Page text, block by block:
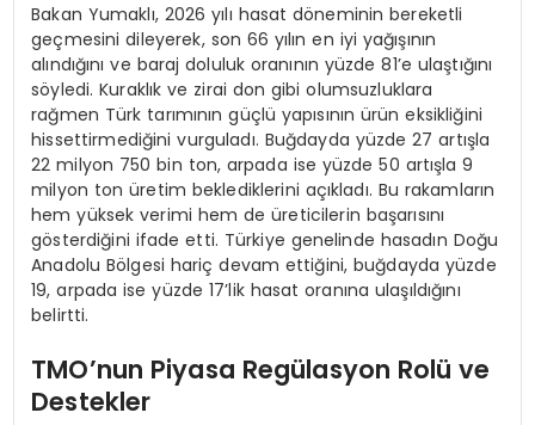
Bakan Yumaklı, 2026 yılı hasat döneminin bereketli
geçmesini dileyerek, son 66 yılın en iyi yağışının
alındığını ve baraj doluluk oranının yüzde 81’e ulaştığını
söyledi. Kuraklık ve zirai don gibi olumsuzluklara
rağmen Türk tarımının güçlü yapısının ürün eksikliğini
hissettirmediğini vurguladı. Buğdayda yüzde 27 artışla
22 milyon 750 bin ton, arpada ise yüzde 50 artışla 9
milyon ton üretim beklediklerini açıkladı. Bu rakamların
hem yüksek verimi hem de üreticilerin başarısını
gösterdiğini ifade etti. Türkiye genelinde hasadın Doğu
Anadolu Bölgesi hariç devam ettiğini, buğdayda yüzde
19, arpada ise yüzde 17’lik hasat oranına ulaşıldığını
belirtti.
TMO’nun Piyasa Regülasyon Rolü ve
Destekler